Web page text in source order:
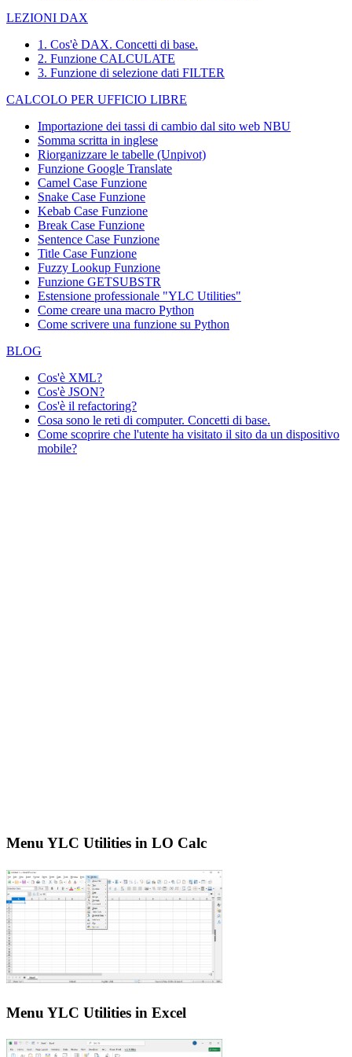
LEZIONI DAX
1. Cos'è DAX. Concetti di base.
2. Funzione CALCULATE
3. Funzione di selezione dati FILTER
CALCOLO PER UFFICIO LIBRE
Importazione dei tassi di cambio dal sito web NBU
Somma scritta in inglese
Riorganizzare le tabelle (Unpivot)
Funzione Google Translate
Camel Case Funzione
Snake Case Funzione
Kebab Case Funzione
Break Case Funzione
Sentence Case Funzione
Title Case Funzione
Fuzzy Lookup Funzione
Funzione GETSUBSTR
Estensione professionale "YLC Utilities"
Come creare una macro Python
Come scrivere una funzione su Python
BLOG
Cos'è XML?
Cos'è JSON?
Cos'è il refactoring?
Cosa sono le reti di computer. Concetti di base.
Come scoprire che l'utente ha visitato il sito da un dispositivo
mobile?
Menu YLC Utilities in LO Calc
Menu YLC Utilities in Excel